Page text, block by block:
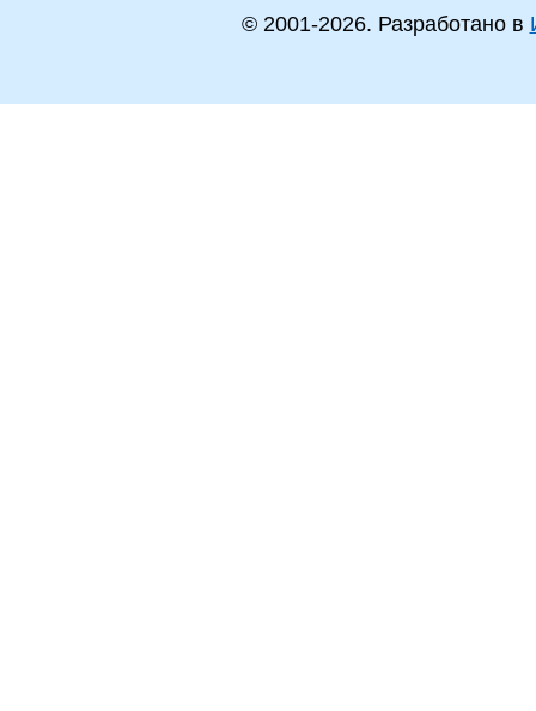
© 2001-2026. Разработано в